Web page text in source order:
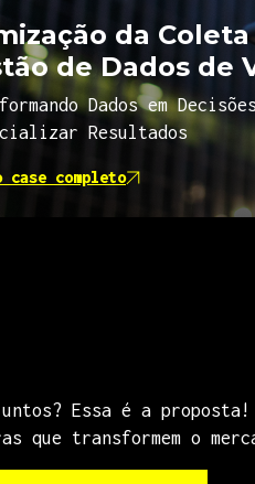
da Coleta
de Dados de
Dados em
Resultados
case completo
Essa é a proposta!
que transformem o